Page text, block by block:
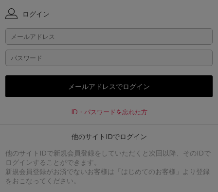
ログイン
ID・パスワードを忘れた方
他のサイトIDでログイン
他のサイトIDで新規会員登録をしていただくと次回以降、そのIDで
ログインすることができます。
新規会員登録がお済でないお客様は「はじめてのお客様」より登録
をおこなってください。